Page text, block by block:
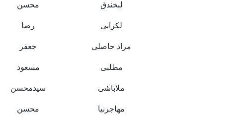
لبخندق محسن
لکزایی رضا
مراد حاصلی جعفر
مطلبی مسعود
ملاباشی سیدمحسن
مهاجرنیا محسن